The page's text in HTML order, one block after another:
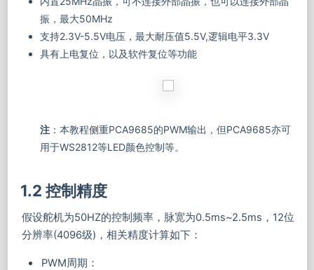
振，最大50MHz
支持2.3V-5.5V电压，最大耐压值5.5V,逻辑电平3.3V
具有上电复位，以及软件复位等功能
注：本教程侧重PCA9685的PWM输出，但PCA9685亦可
用于WS2812等LED颜色控制等。
1.2 控制精度
假设舵机为50HZ的控制频率，脉宽为0.5ms~2.5ms，12位
分辨率(4096级)，相关精度计算如下：
PWM周期：